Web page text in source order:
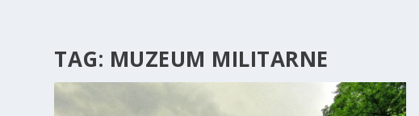
TAG: MUZEUM MILITARNE